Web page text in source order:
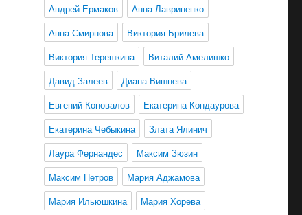
Андрей Ермаков
Анна Лавриненко
Анна Смирнова
Виктория Брилева
Виктория Терешкина
Виталий Амелишко
Давид Залеев
Диана Вишнева
Евгений Коновалов
Екатерина Кондаурова
Екатерина Чебыкина
Злата Ялинич
Лаура Фернандес
Максим Зюзин
Максим Петров
Мария Аджамова
Мария Ильюшкина
Мария Хорева